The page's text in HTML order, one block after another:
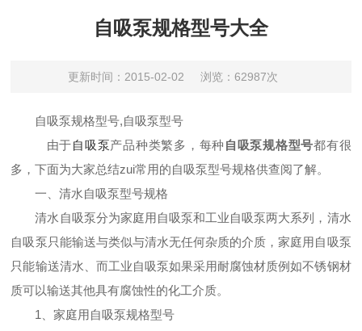
自吸泵规格型号大全
更新时间：2015-02-02 浏览：62987次
自吸泵规格型号,自吸泵型号
由于自吸泵产品种类繁多，每种 自吸泵规格型号都有很
多，下面为大家总结zui常用的自吸泵型号规格供查阅了解。
一 、清水自吸泵型号规格
清水自吸泵分为家庭用自吸泵和工业自吸泵两大系列，清水
自吸泵只能输送与类似与清水无任何杂质的介质，家庭用自吸泵
只能输送清水、而工业自吸泵如果采用耐腐蚀材质例如不锈钢材
质可以输送其他具有腐蚀性的化工介质。
1、家庭用自吸泵规格型号